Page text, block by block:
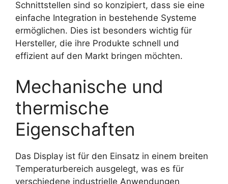
Schnittstellen sind so konzipiert, dass sie eine
einfache Integration in bestehende Systeme
ermöglichen. Dies ist besonders wichtig für
Hersteller, die ihre Produkte schnell und
effizient auf den Markt bringen möchten.
Mechanische und
thermische
Eigenschaften
Das Display ist für den Einsatz in einem breiten
Temperaturbereich ausgelegt, was es für
verschiedene industrielle Anwendungen